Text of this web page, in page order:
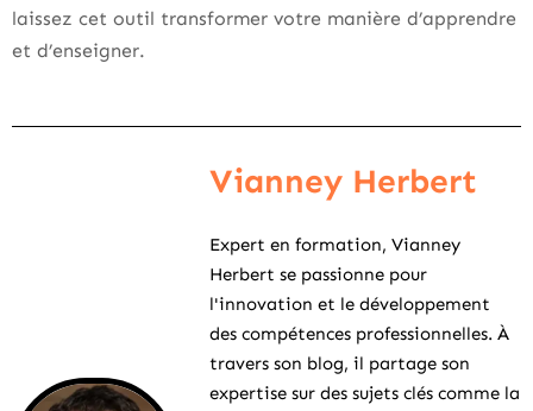
laissez cet outil transformer votre manière d’apprendre
et d’enseigner.
Vianney Herbert
Expert en formation, Vianney
Herbert se passionne pour
l'innovation et le développement
des compétences professionnelles. À
travers son blog, il partage son
expertise sur des sujets clés comme la